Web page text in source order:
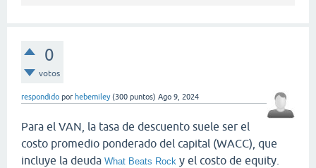
0
votos
respondido por hebemiley (300 puntos) Ago 9, 2024
Para el VAN, la tasa de descuento suele ser el
costo promedio ponderado del capital (WACC), que
incluye la deuda What Beats Rock y el costo de equity.